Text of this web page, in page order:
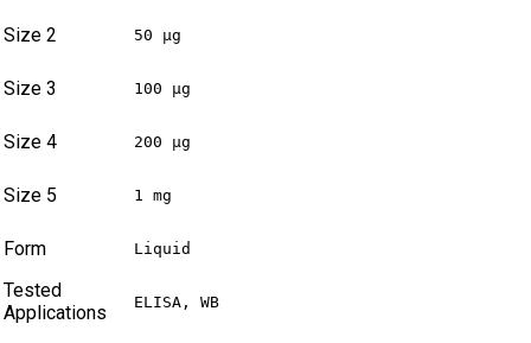
Size 2 50 µg
Size 3 100 µg
Size 4 200 µg
Size 5 1 mg
Form Liquid
Tested
Applications
ELISA, WB